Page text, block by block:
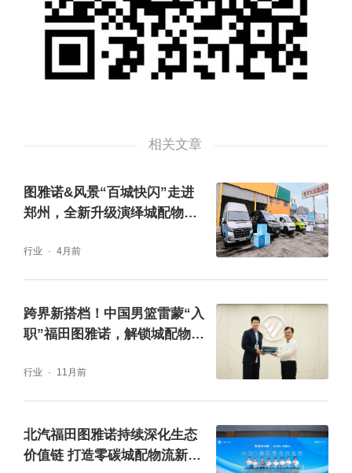
北汽雷驰在演讲直播中发布首支广告片，由前
ＩＮＩ卡的产品推荐官，介绍了产品的七大越
级表现，徐俐结合自身学习体会，倾情讲述
了“北汽雷驰新能源ＭＩＮＩ卡，现代化城市物
流升级新物种，路权无忧，畅意出行；多系统
防护，安全感满级；每公里能耗低至５分钱；
身姿灵活，无处不达；置身街景，也自成风
景。它的诞生，意味着车辆环保、物流高效、
物流新生态正在形成。”
相关文章
图雅诺&风景“百城快闪”走进
郑州，全新升级演绎城配物流
行业 4月前
跨界新搭档！中国男篮雷蒙“入
职”福田图雅诺，解锁城配物流
行业 11月前
北汽福田图雅诺持续深化生态
价值链 打造零碳城配物流新范